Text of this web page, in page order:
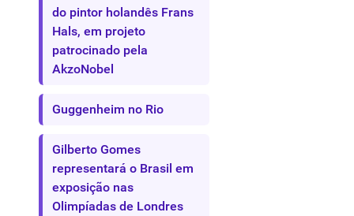
do pintor holandês Frans
Hals, em projeto
patrocinado pela
AkzoNobel
Guggenheim no Rio
Gilberto Gomes
representará o Brasil em
exposição nas
Olimpíadas de Londres